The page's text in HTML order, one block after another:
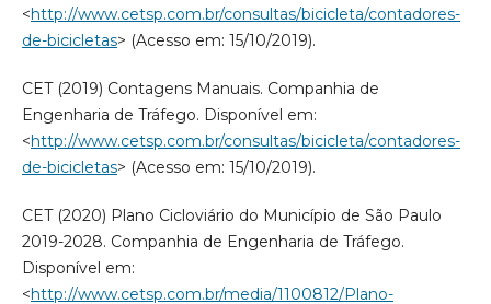
<http://www.cetsp.com.br/consultas/bicicleta/contadores-
de-bicicletas> (Acesso em: 15/10/2019).
CET (2019) Contagens Manuais. Companhia de
Engenharia de Tráfego. Disponível em:
<http://www.cetsp.com.br/consultas/bicicleta/contadores-
de-bicicletas> (Acesso em: 15/10/2019).
CET (2020) Plano Cicloviário do Município de São Paulo
2019-2028. Companhia de Engenharia de Tráfego.
Disponível em:
<http://www.cetsp.com.br/media/1100812/Plano-